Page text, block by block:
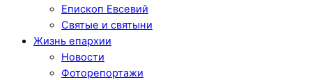
Епископ Евсевий
Святые и святыни
Жизнь епархии
Новости
Фоторепортажи